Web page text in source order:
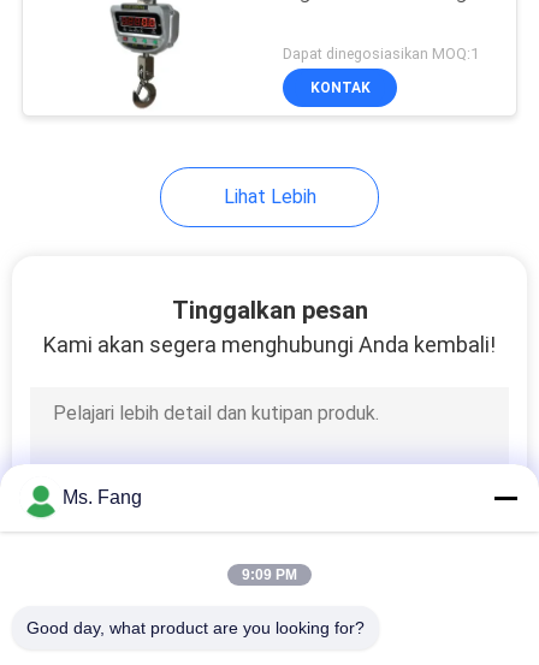
Dapat dinegosiasikan MOQ:1
KONTAK
Lihat Lebih
Tinggalkan pesan
Kami akan segera menghubungi Anda kembali!
Ms. Fang
9:09 PM
Good day, what product are you looking for?